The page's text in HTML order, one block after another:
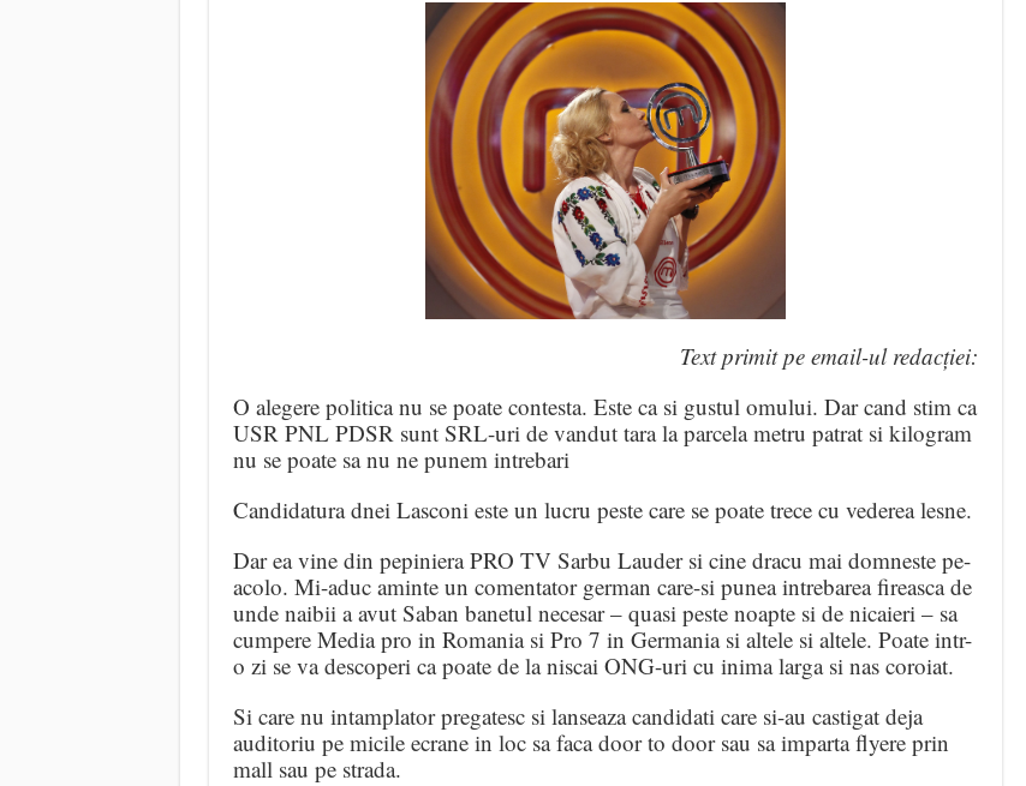
Text primit pe email-ul redacției:
O alegere politica nu se poate contesta. Este ca si gustul omului. Dar cand stim ca
USR PNL PDSR sunt SRL-uri de vandut tara la parcela metru patrat si kilogram
nu se poate sa nu ne punem intrebari
Candidatura dnei Lasconi este un lucru peste care se poate trece cu vederea lesne.
Dar ea vine din pepiniera PRO TV Sarbu Lauder si cine dracu mai domneste pe-
acolo. Mi-aduc aminte un comentator german care-si punea intrebarea fireasca de
unde naibii a avut Saban banetul necesar – quasi peste noapte si de nicaieri – sa
cumpere Media pro in Romania si Pro 7 in Germania si altele si altele. Poate intr-
o zi se va descoperi ca poate de la niscai ONG-uri cu inima larga si nas coroiat.
Si care nu intamplator pregatesc si lanseaza candidati care si-au castigat deja
auditoriu pe micile ecrane in loc sa faca door to door sau sa imparta flyere prin
mall sau pe strada.